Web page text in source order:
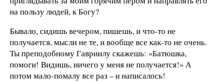
на пользу людей, к Богу?
Бывало, сидишь вечером, пишешь, и что-то не
получается, мысли не те, и вообще все как-то не очень.
Ты преподобному Гавриилу скажешь: «Батюшка,
помоги! Видишь, ничего у меня не получается!» А
потом мало-помалу все раз – и написалось!